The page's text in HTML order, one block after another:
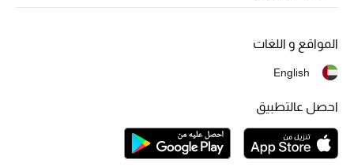
الموسم الجديد
المواقع و اللغات
English
احصل عالتطبيق